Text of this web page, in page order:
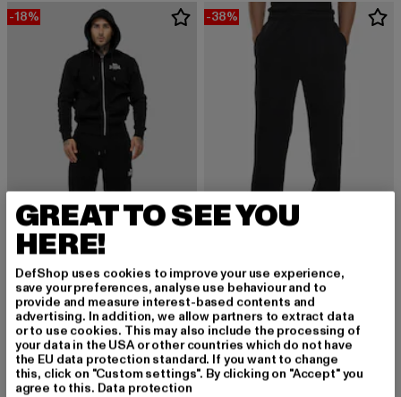
-18%
LONSDALE LONDON
Lonsdale London Rottingean Sweat Pant
73,79 EUR
Derzeitiger Preis: 73,79 EUR
89,99 EURAktionspreis: 89,99 EUR
-38%
URBAN CLASSICS
Fluffy
30,99 EUR
Derzeitiger Preis: 30,99 EUR
49,99 EUR
GREAT TO SEE YOU
HERE!
DefShop uses cookies to improve your use experience,
save your preferences, analyse use behaviour and to
provide and measure interest-based contents and
advertising. In addition, we allow partners to extract data
or to use cookies. This may also include the processing of
your data in the USA or other countries which do not have
the EU data protection standard. If you want to change
this, click on "Custom settings". By clicking on "Accept" you
agree to this. Data protection